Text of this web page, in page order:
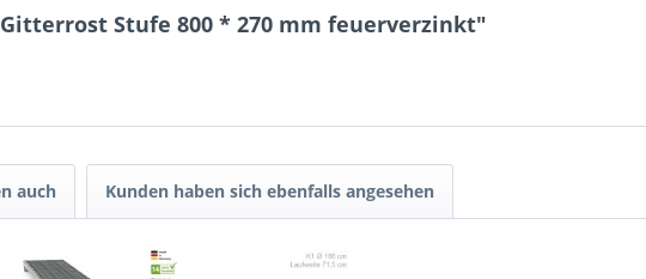
Stufe 800 * 270 mm feuerverzinkt"
auch Kunden haben sich ebenfalls angesehen